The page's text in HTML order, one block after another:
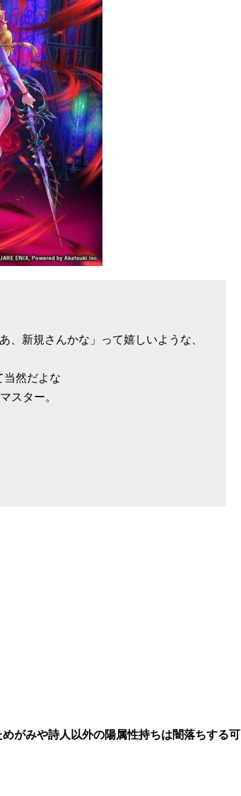
、新規さんかな」って嬉しいような、
当然だよな
スター。
がみや詩人以外の陽属性持ちは闇落ちする可